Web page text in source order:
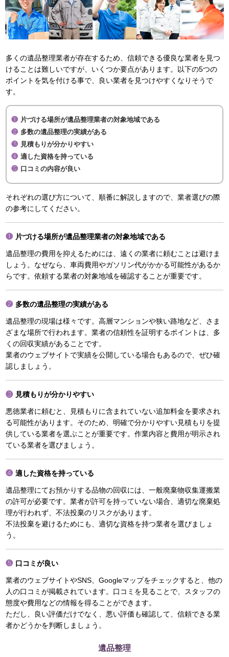
多くの遺品整理業者が存在するため、信頼できる優良な業者を見つ
けることは難しいですが、いくつか要点があります。以下の5つの
ポイントを気を付ける事で、良い業者を見つけやすくなりそうで
す。
片づける場所が遺品整理業者の対象地域である
多数の遺品整理の実績がある
見積もりが分かりやすい
適した資格を持っている
口コミの内容が良い
それぞれの選び方について、順番に解説しますので、業者選びの際
の参考にしてください。
片づける場所が遺品整理業者の対象地域である
遺品整理の費用を抑えるためには、遠くの業者に頼むことは避けま
しょう。なぜなら、車両費用やガソリン代がかかる可能性があるか
らです。依頼する業者の対象地域を確認することが重要です。
多数の遺品整理の実績がある
遺品整理の現場は様々です。高層マンションや狭い路地など、さま
ざまな場所で行われます。業者の信頼性を証明するポイントは、多
くの回収実績があることです。
業者のウェブサイトで実績を公開している場合もあるので、ぜひ確
認しましょう。
見積もりが分かりやすい
悪徳業者に頼むと、見積もりに含まれていない追加料金を要求され
る可能性があります。そのため、明確で分かりやすい見積もりを提
供している業者を選ぶことが重要です。作業内容と費用が明示され
ている業者を選びましょう。
適した資格を持っている
遺品整理にてお預かりする品物の回収には、一般廃棄物収集運搬業
の許可が必要です。業者が許可を持っていない場合、適切な廃棄処
理が行われず、不法投棄のリスクがあります。
不法投棄を避けるためにも、適切な資格を持つ業者を選びましょ
う。
口コミが良い
業者のウェブサイトやSNS、Googleマップをチェックすると、他の
人の口コミが掲載されています。口コミを見ることで、スタッフの
態度や費用などの情報を得ることができます。
ただし、良い評価だけでなく、悪い評価も確認して、信頼できる業
者かどうかを判断しましょう。
遺品整理